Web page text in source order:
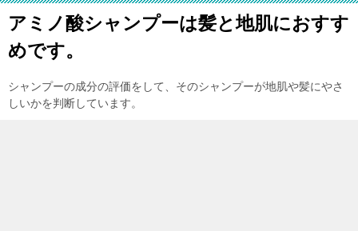
アミノ酸シャンプーは髪と地肌におすす
めです。
シャンプーの成分の評価をして、そのシャンプーが地肌や髪にやさ
しいかを判断しています。